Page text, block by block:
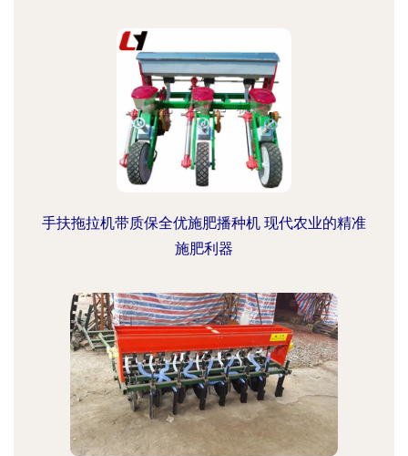
手扶拖拉机带质保全优施肥播种机 现代农业的精准
施肥利器